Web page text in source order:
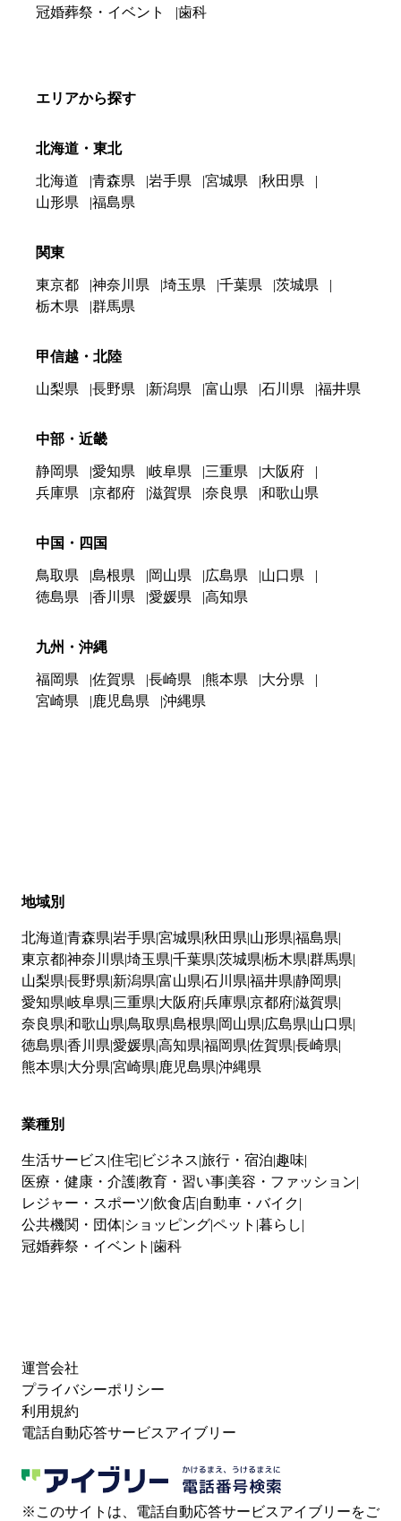
冠婚葬祭・イベント
歯科
エリアから探す
北海道・東北
北海道 青森県 岩手県 宮城県
秋田県
山形県
福島県
関東
東京都 神奈川県 埼玉県 千葉県
茨城県
栃木県
群馬県
甲信越・北陸
山梨県 長野県 新潟県 富山県 石川県 福井県
中部・近畿
静岡県 愛知県 岐阜県 三重県
大阪府
兵庫県
京都府 滋賀県 奈良県 和歌山県
中国・四国
鳥取県 島根県 岡山県 広島県
山口県
徳島県
香川県 愛媛県 高知県
九州・沖縄
福岡県 佐賀県 長崎県 熊本県
大分県
宮崎県
鹿児島県 沖縄県
地域別
北海道 青森県 岩手県 宮城県 秋田県 山形県 福島県
東京都神奈川県 埼玉県 千葉県 茨城県 栃木県 群馬県
山梨県 長野県 新潟県 富山県 石川県 福井県 静岡県
愛知県 岐阜県 三重県 大阪府兵庫県 京都府滋賀県
奈良県 和歌山県 鳥取県 島根県 岡山県 広島県 山口県
徳島県 香川県 愛媛県 高知県 福岡県 佐賀県 長崎県
熊本県 大分県 宮崎県 鹿児島県 沖縄県
業種別
生活サービス 住宅 ビジネス 旅行・宿泊 趣味
医療・健康・介護教育・習い事 美容・ファッション
レジャー・スポーツ 飲食店 自動車・バイク
公共機関・団体 ショッピングペット 暮らし
冠婚葬祭・イベント 歯科
運営会社
プライバシーポリシー
利用規約
電話自動応答サービスアイブリー
※このサイトは、電話自動応答サービスアイブリーをご